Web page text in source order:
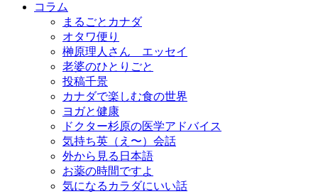
コラム
まるごとカナダ
オタワ便り
榊原理人さん エッセイ
老婆のひとりごと
投稿千景
カナダで楽しむ食の世界
ヨガと健康
ドクター杉原の医学アドバイス
気持ち英（え〜）会話
外から見る日本語
お薬の時間ですよ
気になるカラダにいい話